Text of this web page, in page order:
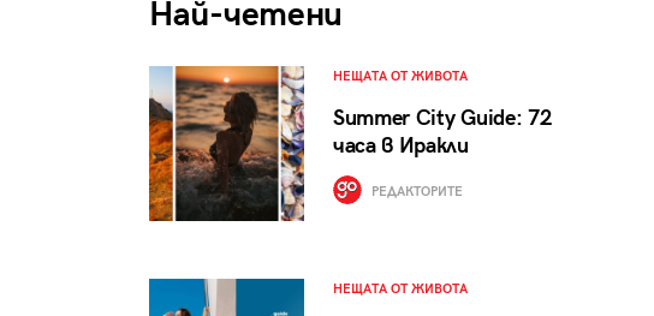
Най-четени
НЕЩАТА ОТ ЖИВОТА
Summer City Guide: 72
часа в Иракли
РЕДАКТОРИТЕ
НЕЩАТА ОТ ЖИВОТА